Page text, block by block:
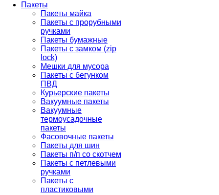
Пакеты
Пакеты майка
Пакеты с прорубными
ручками
Пакеты бумажные
Пакеты с замком (zip
lock)
Мешки для мусора
Пакеты с бегунком
ПВД
Курьерские пакеты
Вакуумные пакеты
Вакуумные
термоусадочные
пакеты
Фасовочные пакеты
Пакеты для шин
Пакеты п/п со скотчем
Пакеты с петлевыми
ручками
Пакеты с
пластиковыми